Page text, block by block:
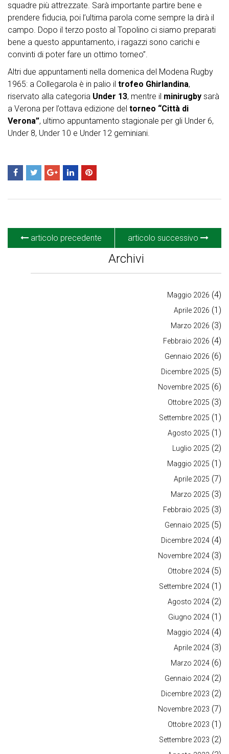
squadre più attrezzate. Sarà importante partire bene e
prendere fiducia, poi l’ultima parola come sempre la dirà il
campo. Dopo il terzo posto al Topolino ci siamo preparati
bene a questo appuntamento, i ragazzi sono carichi e
convinti di poter fare un ottimo torneo”.
Altri due appuntamenti nella domenica del Modena Rugby
1965: a Collegarola è in palio il trofeo Ghirlandina,
riservato alla categoria Under 13, mentre il minirugby sarà
a Verona per l’ottava edizione del torneo “Città di
Verona”, ultimo appuntamento stagionale per gli Under 6,
Under 8, Under 10 e Under 12 geminiani.
articolo precedente articolo successivo
Archivi
Maggio 2026 (4)
Aprile 2026 (1)
Marzo 2026 (3)
Febbraio 2026 (4)
Gennaio 2026 (6)
Dicembre 2025 (5)
Novembre 2025 (6)
Ottobre 2025 (3)
Settembre 2025 (1)
Agosto 2025 (1)
Luglio 2025 (2)
Maggio 2025 (1)
Aprile 2025 (7)
Marzo 2025 (3)
Febbraio 2025 (3)
Gennaio 2025 (5)
Dicembre 2024 (4)
Novembre 2024 (3)
Ottobre 2024 (5)
Settembre 2024 (1)
Agosto 2024 (2)
Giugno 2024 (1)
Maggio 2024 (4)
Aprile 2024 (3)
Marzo 2024 (6)
Gennaio 2024 (2)
Dicembre 2023 (2)
Novembre 2023 (7)
Ottobre 2023 (1)
Settembre 2023 (2)